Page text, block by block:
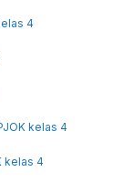
4
kelas 4
kelas 4